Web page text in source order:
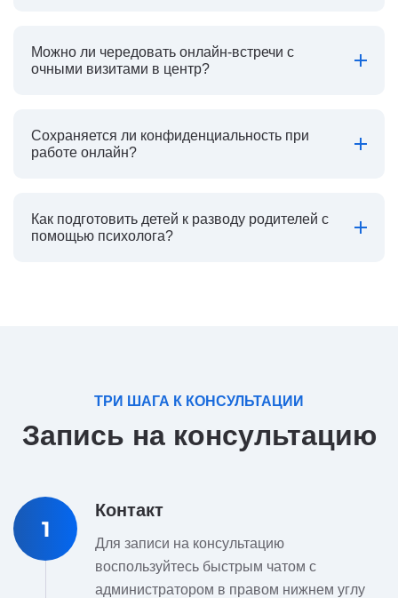
Можно ли чередовать онлайн-встречи с
очными визитами в центр?
Сохраняется ли конфиденциальность при
работе онлайн?
Как подготовить детей к разводу родителей с
помощью психолога?
ТРИ ШАГА К КОНСУЛЬТАЦИИ
Запись на консультацию
1
Контакт
Для записи на консультацию
воспользуйтесь быстрым чатом с
администратором в правом нижнем углу